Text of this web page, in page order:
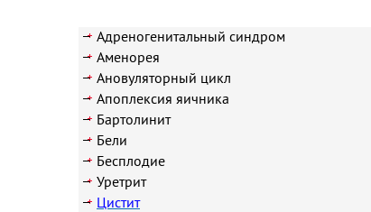
Адреногенитальный синдром
Аменорея
Ановуляторный цикл
Апоплексия яичника
Бартолинит
Бели
Бесплодие
Уретрит
Цистит